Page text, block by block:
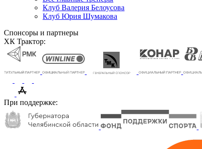
Клуб Валерия Белоусова
Клуб Юрия Шумакова
Спонсоры и партнеры
ХК Трактор:
При поддержке: